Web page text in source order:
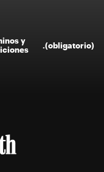
y
(obligatorio)